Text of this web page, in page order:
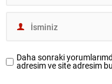
Daha sonraki
adresim ve site adresim